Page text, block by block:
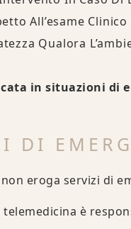
All’esame
Qualora
in situazioni di
DI
non eroga servizi di
è